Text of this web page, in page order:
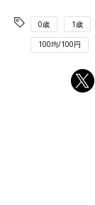
0歳 1歳
100均/100円